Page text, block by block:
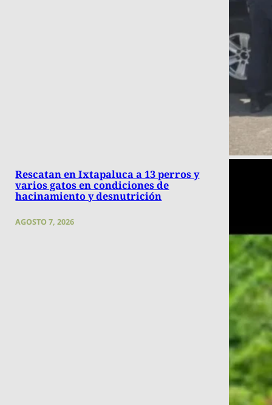
Rescatan en Ixtapaluca a 13 perros y
varios gatos en condiciones de
hacinamiento y desnutrición
AGOSTO 7, 2026